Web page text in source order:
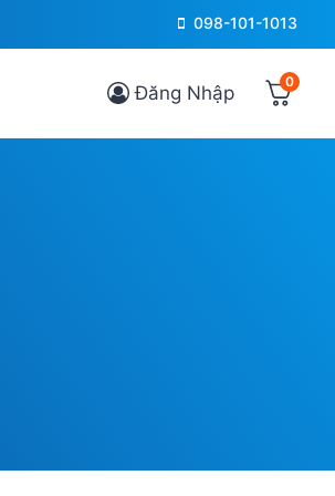
098-101-1013
Đăng Nhập 0